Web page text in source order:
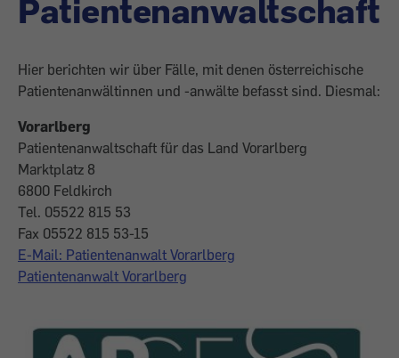
Patientenanwaltschaft
Hier berichten wir über Fälle, mit denen österreichische
Patientenanwältinnen und -anwälte befasst sind. Diesmal:
Vorarlberg
Patientenanwaltschaft für das Land Vorarlberg
Marktplatz 8
6800 Feldkirch
Tel. 05522 815 53
Fax 05522 815 53-15
E-Mail: Patientenanwalt Vorarlberg
Patientenanwalt Vorarlberg